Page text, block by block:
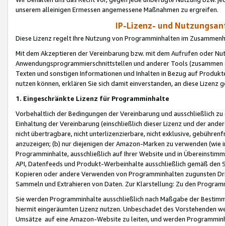
unserem alleinigen Ermessen angemessene Maßnahmen zu ergreifen.
IP-Lizenz- und
Diese Lizenz regelt Ihre Nutzung von Programminhalten im
Mit dem Akzeptieren der Vereinbarung bzw. mit dem Aufrufen oder
Anwendungsprogrammierschnittstellen und anderer Tools (zusammen
Texten und sonstigen Informationen und Inhalten in Bezug auf
nutzen können, erklären Sie sich damit einverstanden, an diese Lizenz
1. Eingeschränkte Lizenz für Programminhalte
Vorbehaltlich der Bedingungen der Vereinbarung und ausschließlich
Einhaltung der Vereinbarung (einschließlich dieser Lizenz und der
nicht übertragbare, nicht unterlizenzierbare, nicht exklusive,
anzuzeigen; (b) nur diejenigen der Amazon-Marken zu verwenden
Programminhalte, ausschließlich auf Ihrer Website und in
API, Datenfeeds und Produkt-Werbeinhalte ausschließlich gemäß
Kopieren oder andere Verwenden von Programminhalten zugunsten
Sammeln und Extrahieren von Daten. Zur Klarstellung: Zu den
Sie werden Programminhalte ausschließlich nach Maßgabe der
hiermit eingeräumten Lizenz nutzen. Unbeschadet des Vorstehenden
Umsätze auf eine Amazon-Website zu leiten, und werden